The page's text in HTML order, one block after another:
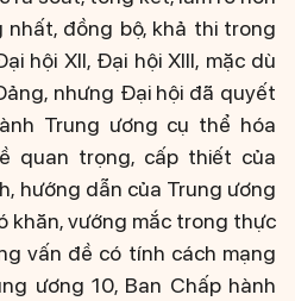
đồng bộ, khả thi trong
hội XII, Đại hội XIII, mặc dù
nhưng Đại hội đã quyết
Trung ương cụ thể hóa
quan trọng, cấp thiết của
hướng dẫn của Trung ương
khăn, vướng mắc trong thực
vấn đề có tính cách mạng
ương 10, Ban Chấp hành